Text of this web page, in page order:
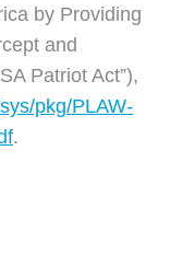
by Providing
and
Patriot Act”),
pkg/PLAW-
.